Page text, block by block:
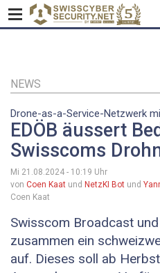
Inhalt
NEWS
Drone-as-a-Service-Netzwerk
EDÖB äussert
Swisscoms
Mi 21.08.2024 - 10:19 Uhr
von Coen Kaat und NetzKI Bot und
Coen Kaat
Swisscom Broadcast
zusammen ein
auf. Dieses soll ab